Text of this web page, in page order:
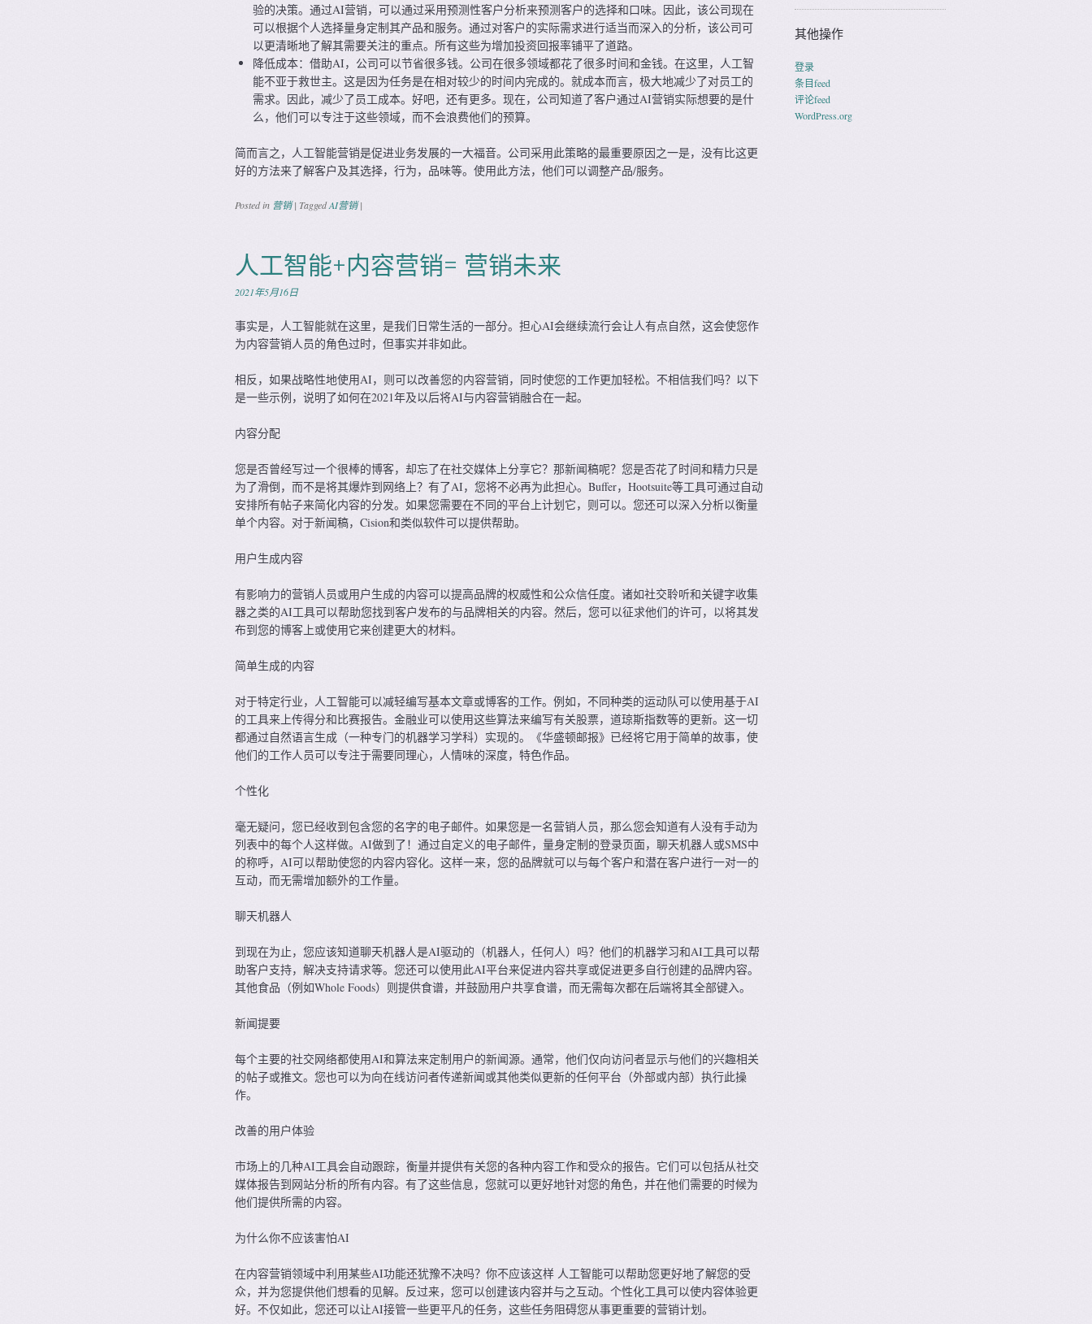
验的决策。通过AI营销，可以通过采用预测性客户分析来预测客户的选择和口味。因此，该公司现在
可以根据个人选择量身定制其产品和服务。通过对客户的实际需求进行适当而深入的分析，该公司可
以更清晰地了解其需要关注的重点。所有这些为增加投资回报率铺平了道路。
降低成本：借助AI，公司可以节省很多钱。公司在很多领域都花了很多时间和金钱。在这里，人工智
能不亚于救世主。这是因为任务是在相对较少的时间内完成的。就成本而言，极大地减少了对员工的
需求。因此，减少了员工成本。好吧，还有更多。现在，公司知道了客户通过AI营销实际想要的是什
么，他们可以专注于这些领域，而不会浪费他们的预算。
简而言之，人工智能营销是促进业务发展的一大福音。公司采用此策略的最重要原因之一是，没有比这更
好的方法来了解客户及其选择，行为，品味等。使用此方法，他们可以调整产品/服务。
Posted in 营销 | TaggedAI营销 |
人工智能+内容营销= 营销未来
2021年5月16日
事实是，人工智能就在这里，是我们日常生活的一部分。担心AI会继续流行会让人有点自然，这会使您作
为内容营销人员的角色过时，但事实并非如此。
相反，如果战略性地使用AI，则可以改善您的内容营销，同时使您的工作更加轻松。不相信我们吗？以下
是一些示例，说明了如何在2021年及以后将AI与内容营销融合在一起。
内容分配
您是否曾经写过一个很棒的博客，却忘了在社交媒体上分享它？那新闻稿呢？您是否花了时间和精力只是
为了滑倒，而不是将其爆炸到网络上？有了AI，您将不必再为此担心。Buffer，Hootsuite等工具可通过自动
安排所有帖子来简化内容的分发。如果您需要在不同的平台上计划它，则可以。您还可以深入分析以衡量
单个内容。对于新闻稿，Cision和类似软件可以提供帮助。
用户生成内容
有影响力的营销人员或用户生成的内容可以提高品牌的权威性和公众信任度。诸如社交聆听和关键字收集
器之类的AI工具可以帮助您找到客户发布的与品牌相关的内容。然后，您可以征求他们的许可，以将其发
布到您的博客上或使用它来创建更大的材料。
简单生成的内容
对于特定行业，人工智能可以减轻编写基本文章或博客的工作。例如，不同种类的运动队可以使用基于AI
的工具来上传得分和比赛报告。金融业可以使用这些算法来编写有关股票，道琼斯指数等的更新。这一切
都通过自然语言生成（一种专门的机器学习学科）实现的。《华盛顿邮报》已经将它用于简单的故事，使
他们的工作人员可以专注于需要同理心，人情味的深度，特色作品。
个性化
毫无疑问，您已经收到包含您的名字的电子邮件。如果您是一名营销人员，那么您会知道有人没有手动为
列表中的每个人这样做。AI做到了！通过自定义的电子邮件，量身定制的登录页面，聊天机器人或SMS中
的称呼，AI可以帮助使您的内容内容化。这样一来，您的品牌就可以与每个客户和潜在客户进行一对一的
互动，而无需增加额外的工作量。
聊天机器人
到现在为止，您应该知道聊天机器人是AI驱动的（机器人，任何人）吗？他们的机器学习和AI工具可以帮
助客户支持，解决支持请求等。您还可以使用此AI平台来促进内容共享或促进更多自行创建的品牌内容。
其他食品（例如Whole Foods）则提供食谱，并鼓励用户共享食谱，而无需每次都在后端将其全部键入。
新闻提要
每个主要的社交网络都使用AI和算法来定制用户的新闻源。通常，他们仅向访问者显示与他们的兴趣相关
的帖子或推文。您也可以为向在线访问者传递新闻或其他类似更新的任何平台（外部或内部）执行此操
作。
改善的用户体验
市场上的几种AI工具会自动跟踪，衡量并提供有关您的各种内容工作和受众的报告。它们可以包括从社交
媒体报告到网站分析的所有内容。有了这些信息，您就可以更好地针对您的角色，并在他们需要的时候为
他们提供所需的内容。
为什么你不应该害怕AI
在内容营销领域中利用某些AI功能还犹豫不决吗？你不应该这样 人工智能可以帮助您更好地了解您的受
众，并为您提供他们想看的见解。反过来，您可以创建该内容并与之互动。个性化工具可以使内容体验更
好。不仅如此，您还可以让AI接管一些更平凡的任务，这些任务阻碍您从事更重要的营销计划。
其他操作
登录
条目feed
评论feed
WordPress.org